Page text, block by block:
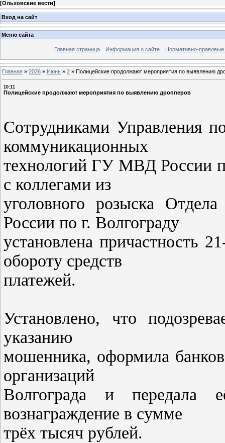
[Ольховские вести]
Вход на сайт
Меню сайта
Главная страница Информация о сайте Нормативно-правовые
Главная » 2026 » Июнь » 2 » Полицейские продолжают мероприятия по выявлению
10:11
Полицейские продолжают мероприятия по выявлению дропперов
Сотрудниками Управления
коммуникационных
технологий ГУ МВД России
с коллегами из
уголовного розыска
России по г. Волгограду
установлена причастность
обороту средств
платежей.
Установлено, что
указанию
мошенника, оформила
организаций
Волгограда и передала
вознаграждение в сумме
трёх тысяч рублей.